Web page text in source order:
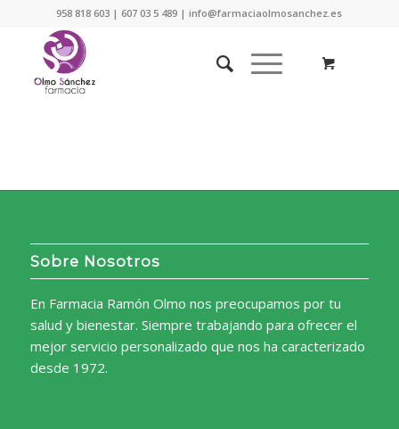
958 818 603 | 607 03 5 489 | info@farmaciaolmosanchez.es
Sobre Nosotros
En Farmacia Ramón Olmo nos preocupamos por tu
salud y bienestar. Siempre trabajando para ofrecer el
mejor servicio personalizado que nos ha caracterizado
desde 1972.